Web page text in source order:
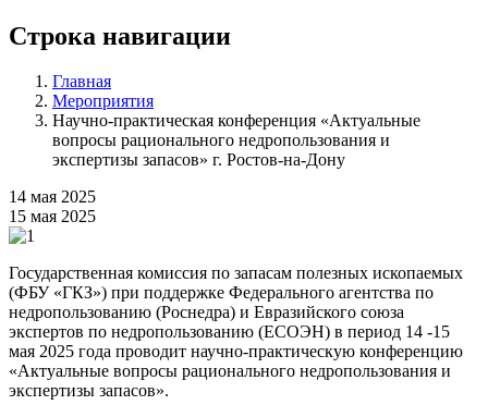
Строка навигации
Главная
Мероприятия
Научно-практическая конференция «Актуальные
вопросы рационального недропользования и
экспертизы запасов» г. Ростов-на-Дону
14 мая 2025
15 мая 2025
Государственная комиссия по запасам полезных ископаемых
(ФБУ «ГКЗ») при поддержке Федерального агентства по
недропользованию (Роснедра) и Евразийского союза
экспертов по недропользованию (ЕСОЭН) в период 14 -15
мая 2025 года проводит научно-практическую конференцию
«Актуальные вопросы рационального недропользования и
экспертизы запасов».